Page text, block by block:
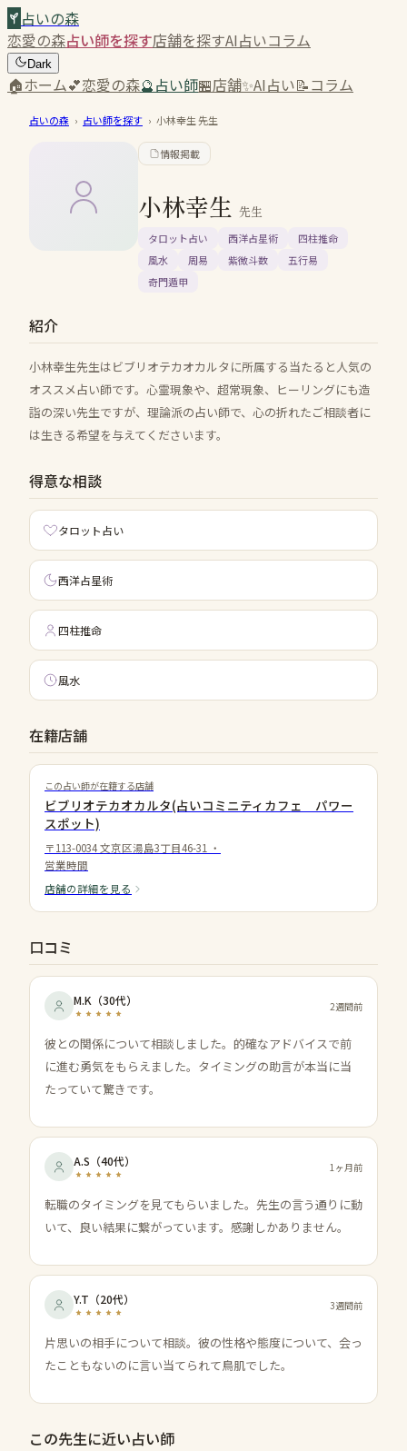
占いの森
恋愛の森占い師を探す店舗を探すAI占いコラム
Dark
🏠ホーム💕恋愛の森🔮占い師🏪店舗✨AI占い📝コラム
占いの森 › 占い師を探す › 小林幸生先生
情報掲載
小林幸生 先生
タロット占い 西洋占星術
四柱推命
風水
周易 紫微斗数
五行易
奇門遁甲
紹介
小林幸生先生はビブリオテカオカルタに所属する当たると人気の
オススメ占い師です。心霊現象や、超常現象、ヒーリングにも造
詣の深い先生ですが、理論派の占い師で、心の折れたご相談者に
は生きる希望を与えてくださいます。
得意な相談
タロット占い
西洋占星術
四柱推命
風水
在籍店舗
この占い師が在籍する店舗
ビブリオテカオカルタ(占いコミニティカフェ パワー
スポット)
〒113-0034 文京区湯島3丁目46-31 ・
営業時間
店舗の詳細を見る
口コミ
M.K （30代） 2週間前
彼との関係について相談しました。的確なアドバイスで前
に進む勇気をもらえました。タイミングの助言が本当に当
たっていて驚きです。
A.S （40代） 1ヶ月前
転職のタイミングを見てもらいました。先生の言う通りに動
いて、良い結果に繋がっています。感謝しかありません。
Y.T （20代） 3週間前
片思いの相手について相談。彼の性格や態度について、会っ
たこともないのに言い当てられて鳥肌でした。
この先生に近い占い師